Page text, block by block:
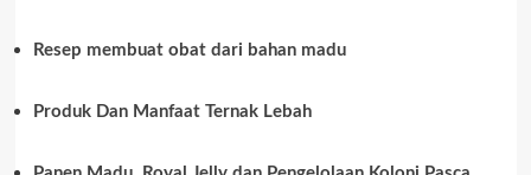
Resep membuat obat dari bahan madu
Produk Dan Manfaat Ternak Lebah